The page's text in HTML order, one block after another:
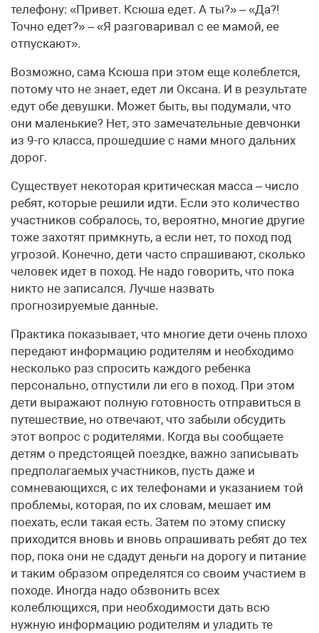
телефону: «Привет. Ксюша едет. А ты?» – «Да?!
Точно едет?» – «Я разговаривал с ее мамой, ее
отпускают».
Возможно, сама Ксюша при этом еще колеблется,
потому что не знает, едет ли Оксана. И в результате
едут обе девушки. Может быть, вы подумали, что
они маленькие? Нет, это замечательные девчонки
из 9-го класса, прошедшие с нами много дальних
дорог.
Существует некоторая критическая масса – число
ребят, которые решили идти. Если это количество
участников собралось, то, вероятно, многие другие
тоже захотят примкнуть, а если нет, то поход под
угрозой. Конечно, дети часто спрашивают, сколько
человек идет в поход. Не надо говорить, что пока
никто не записался. Лучше назвать
прогнозируемые данные.
Практика показывает, что многие дети очень плохо
передают информацию родителям и необходимо
несколько раз спросить каждого ребенка
персонально, отпустили ли его в поход. При этом
дети выражают полную готовность отправиться в
путешествие, но отвечают, что забыли обсудить
этот вопрос с родителями. Когда вы сообщаете
детям о предстоящей поездке, важно записывать
предполагаемых участников, пусть даже и
сомневающихся, с их телефонами и указанием той
проблемы, которая, по их словам, мешает им
поехать, если такая есть. Затем по этому списку
приходится вновь и вновь опрашивать ребят до тех
пор, пока они не сдадут деньги на дорогу и питание
и таким образом определятся со своим участием в
походе. Иногда надо обзвонить всех
колеблющихся, при необходимости дать всю
нужную информацию родителям и уладить те